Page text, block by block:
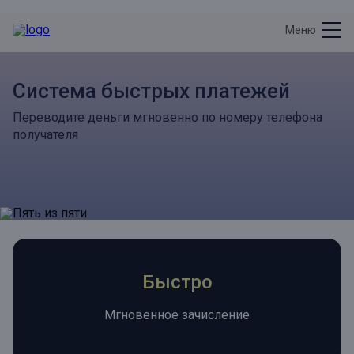
Меню
Система быстрых платежей
Переводите деньги мгновенно по номеру телефона
получателя
Быстро
Мгновенное зачисление